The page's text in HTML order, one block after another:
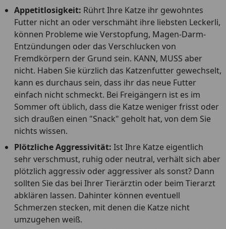
Appetitlosigkeit: Rührt Ihre Katze ihr gewohntes
Futter nicht an oder verschmäht ihre liebsten Leckerli,
können Probleme wie Verstopfung, Magen-Darm-
Entzündungen oder das Verschlucken von
Fremdkörpern der Grund sein. KANN, MUSS aber
nicht. Haben Sie kürzlich das Katzenfutter gewechselt,
kann es durchaus sein, dass ihr das neue Futter
einfach nicht schmeckt. Bei Freigängern ist es im
Sommer oft üblich, dass die Katze weniger frisst oder
sich draußen einen "Snack" geholt hat, von dem Sie
nichts wissen.
Plötzliche Aggressivität: Ist Ihre Katze eigentlich
sehr verschmust, ruhig oder neutral, verhält sich aber
plötzlich aggressiv oder aggressiver als sonst? Dann
sollten Sie das bei Ihrer Tierärztin oder beim Tierarzt
abklären lassen. Dahinter können eventuell
Schmerzen stecken, mit denen die Katze nicht
umzugehen weiß.